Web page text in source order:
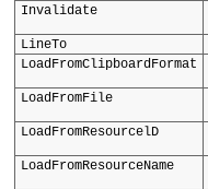
Invalidate
LineTo
LoadFromClipboardFormat
LoadFromFile
LoadFromResourcelD
LoadFromResourceName